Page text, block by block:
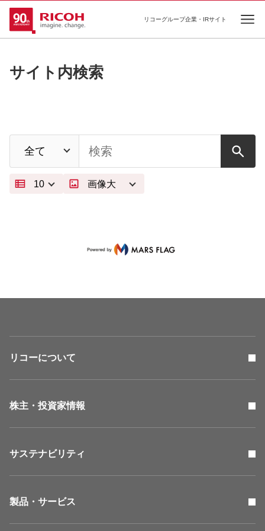
リコーグループ企業・IRサイト
サイト内検索
検索したいワードを入力するエリアです
最大表示件数を選択画像サイズを選択
リコーについて
株主・投資家情報
サステナビリティ
製品・サービス